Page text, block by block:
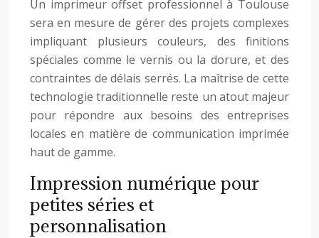
Un imprimeur offset professionnel à Toulouse
sera en mesure de gérer des projets complexes
impliquant plusieurs couleurs, des finitions
spéciales comme le vernis ou la dorure, et des
contraintes de délais serrés. La maîtrise de cette
technologie traditionnelle reste un atout majeur
pour répondre aux besoins des entreprises
locales en matière de communication imprimée
haut de gamme.
Impression numérique pour
petites séries et
personnalisation